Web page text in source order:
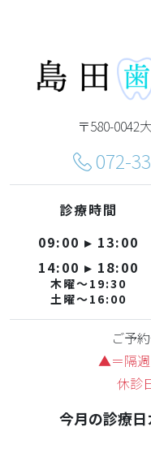
〒580-0042
072-
診療時間
09:00 ▸ 13:00
14:00 ▸ 18:00
木曜～19:30
土曜～16:00
ご予
▲＝隔
休診
今月の診療